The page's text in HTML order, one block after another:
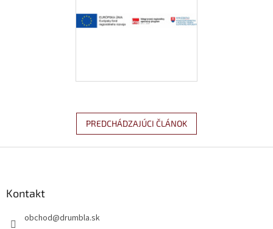
PREDCHÁDZAJÚCI ČLÁNOK
Kontakt
obchod@drumbla.sk